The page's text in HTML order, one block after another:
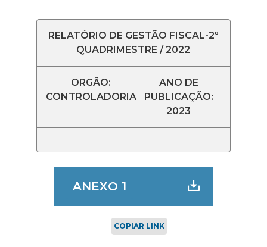
RELATÓRIO DE GESTÃO FISCAL-2º
QUADRIMESTRE / 2022
ORGÃO:
CONTROLADORIA
ANO DE
PUBLICAÇÃO:
2023
ANEXO 1
COPIAR LINK